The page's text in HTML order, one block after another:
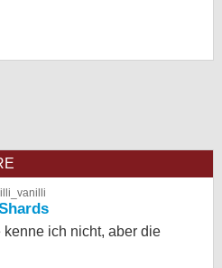
kenne ich nicht, aber die